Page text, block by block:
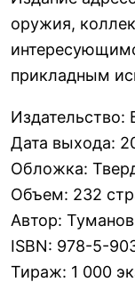
оружия,
прикладным
Издательство:
Дата выхода:
Обложка:
Объем: 232
Автор:
ISBN: 978-5-
Тираж: 1 000